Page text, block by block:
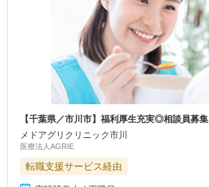
【千葉県／市川市】福利厚生充実◎相談員募集
メドアグリクリニック市川
医療法人AGRIE
転職支援サービス経由